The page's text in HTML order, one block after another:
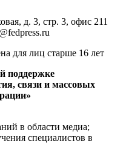
д. 3, стр. 3, офис 211
для лиц старше 16 лет
поддержке
связи и массовых
в области медиа;
специалистов в